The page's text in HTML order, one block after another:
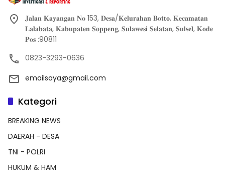
𝐉𝐚𝐥𝐚𝐧 𝐊𝐚𝐲𝐚𝐧𝐠𝐚𝐧 𝐍𝐨 153, 𝐃𝐞𝐬𝐚/𝐊𝐞𝐥𝐮𝐫𝐚𝐡𝐚𝐧 𝐁𝐨𝐭𝐭𝐨, 𝐊𝐞𝐜𝐚𝐦𝐚𝐭𝐚𝐧
𝐋𝐚𝐥𝐚𝐛𝐚𝐭𝐚, 𝐊𝐚𝐛𝐮𝐩𝐚𝐭𝐞𝐧 𝐒𝐨𝐩𝐩𝐞𝐧𝐠, 𝐒𝐮𝐥𝐚𝐰𝐞𝐬𝐢 𝐒𝐞𝐥𝐚𝐭𝐚𝐧, 𝐒𝐮𝐥𝐬𝐞𝐥, 𝐊𝐨𝐝𝐞
𝐏𝐨𝐬 :90811
0823-3293-0636
emailsaya@gmail.com
Kategori
BREAKING NEWS
DAERAH - DESA
TNI - POLRI
HUKUM & HAM